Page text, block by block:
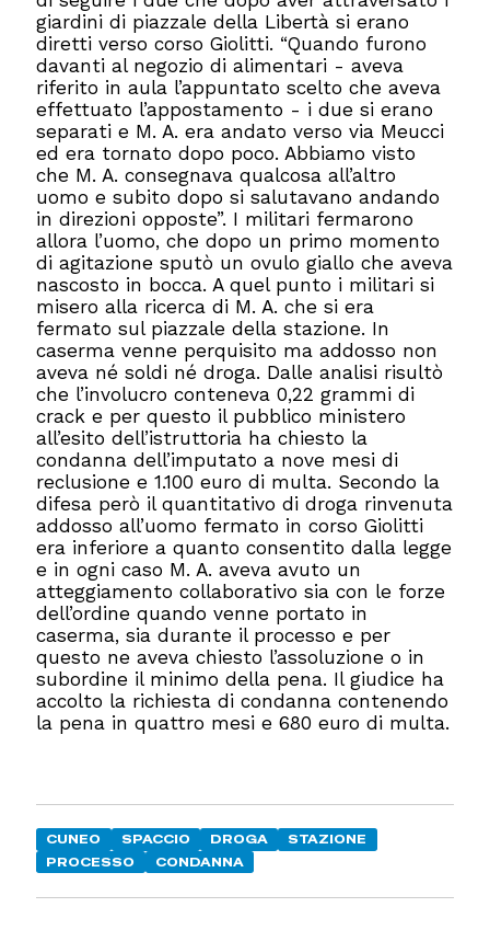
giardini di piazzale della Libertà si erano
diretti verso corso Giolitti. “Quando furono
davanti al negozio di alimentari - aveva
riferito in aula l’appuntato scelto che aveva
effettuato l’appostamento - i due si erano
separati e M. A. era andato verso via Meucci
ed era tornato dopo poco. Abbiamo visto
che M. A. consegnava qualcosa all’altro
uomo e subito dopo si salutavano andando
in direzioni opposte”. I militari fermarono
allora l’uomo, che dopo un primo momento
di agitazione sputò un ovulo giallo che aveva
nascosto in bocca. A quel punto i militari si
misero alla ricerca di M. A. che si era
fermato sul piazzale della stazione. In
caserma venne perquisito ma addosso non
aveva né soldi né droga. Dalle analisi risultò
che l’involucro conteneva 0,22 grammi di
crack e per questo il pubblico ministero
all’esito dell’istruttoria ha chiesto la
condanna dell’imputato a nove mesi di
reclusione e 1.100 euro di multa. Secondo la
difesa però il quantitativo di droga rinvenuta
addosso all’uomo fermato in corso Giolitti
era inferiore a quanto consentito dalla legge
e in ogni caso M. A. aveva avuto un
atteggiamento collaborativo sia con le forze
dell’ordine quando venne portato in
caserma, sia durante il processo e per
questo ne aveva chiesto l’assoluzione o in
subordine il minimo della pena. Il giudice ha
accolto la richiesta di condanna contenendo
la pena in quattro mesi e 680 euro di multa.
CUNEO SPACCIO DROGA
STAZIONE
PROCESSO
CONDANNA